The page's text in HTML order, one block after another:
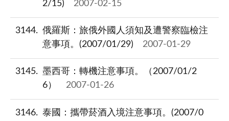
2/15)
2007-02-15
3144
俄羅斯：旅俄外國人須知及遭警察臨檢注
意事項。(2007/01/29)
2007-01-29
3145
墨西哥：轉機注意事項。（2007/01/2
6）
2007-01-26
3146
泰國：攜帶菸酒入境注意事項。(2007/0